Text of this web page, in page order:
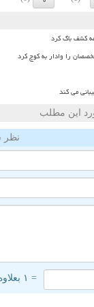
کشف باگ کرد
را وادار به کوچ کرد
می کند
این مطلب
نظر
= ۱ بعلاوه ۳